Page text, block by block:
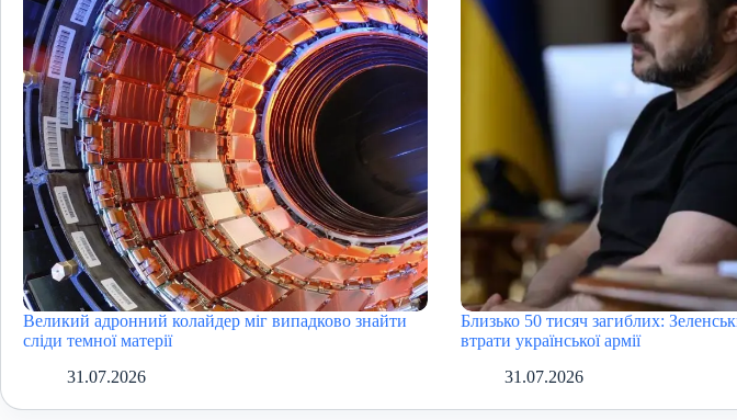
Великий адронний колайдер міг випадково знайти
сліди темної матерії
31.07.2026
Близько 50 тисяч загиблих:
втрати української армії
31.07.2026